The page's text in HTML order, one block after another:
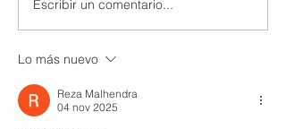
Escribir un comentario...
Lo más nuevo
Reza Malhendra
04 nov 2025